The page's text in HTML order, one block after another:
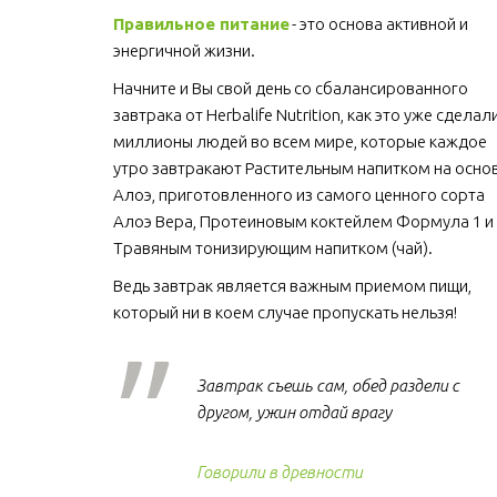
Правильное питание - это основа активной и
энергичной жизни.
Начните и Вы свой день со сбалансированного
завтрака от Herbalife Nutrition, как это уже
миллионы людей во всем мире, которые каждое
утро завтракают Растительным напитком на
Алоэ, приготовленного из самого ценного сорта
Алоэ Вера, Протеиновым коктейлем Формула 1 и
Травяным тонизирующим напитком (чай).
Ведь завтрак является важным приемом пищи,
который ни в коем случае пропускать нельзя!
Завтрак съешь сам, обед раздели с
другом, ужин отдай врагу
Говорили в древности